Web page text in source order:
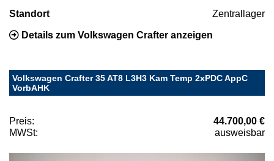
Standort Zentrallager
Details zum Volkswagen Crafter anzeigen
Volkswagen Crafter 35 AT8 L3H3 Kam Temp 2xPDC AppC
VorbAHK
Preis:
44.700,00 €
MWSt:
ausweisbar